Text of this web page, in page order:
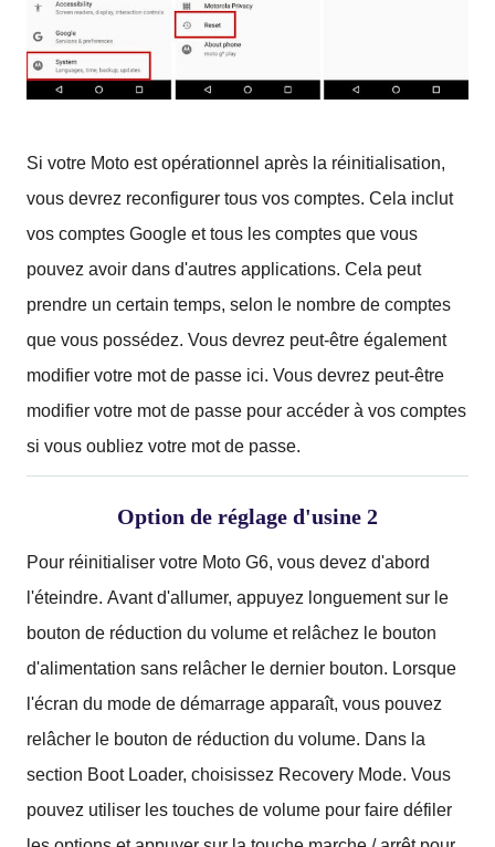
Si votre Moto est opérationnel après la réinitialisation,
vous devrez reconfigurer tous vos comptes. Cela inclut
vos comptes Google et tous les comptes que vous
pouvez avoir dans d'autres applications. Cela peut
prendre un certain temps, selon le nombre de comptes
que vous possédez. Vous devrez peut-être également
modifier votre mot de passe ici. Vous devrez peut-être
modifier votre mot de passe pour accéder à vos comptes
si vous oubliez votre mot de passe.
Option de réglage d'usine 2
Pour réinitialiser votre Moto G6, vous devez d'abord
l'éteindre. Avant d'allumer, appuyez longuement sur le
bouton de réduction du volume et relâchez le bouton
d'alimentation sans relâcher le dernier bouton. Lorsque
l'écran du mode de démarrage apparaît, vous pouvez
relâcher le bouton de réduction du volume. Dans la
section Boot Loader, choisissez Recovery Mode. Vous
pouvez utiliser les touches de volume pour faire défiler